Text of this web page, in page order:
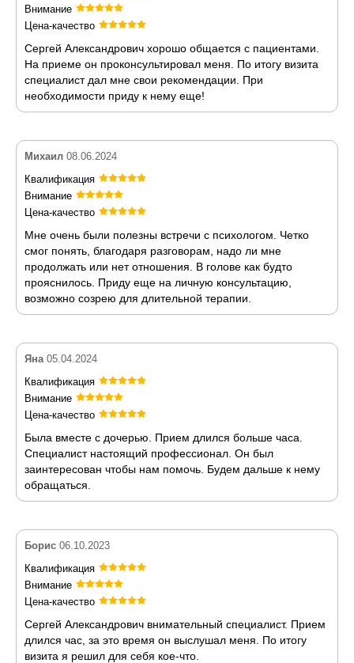
Внимание
Цена-качество
Сергей Александрович хорошо общается с пациентами.
На приеме он проконсультировал меня. По итогу визита
специалист дал мне свои рекомендации. При
необходимости приду к нему еще!
Михаил 08.06.2024
Квалификация
Внимание
Цена-качество
Мне очень были полезны встречи с психологом. Четко
смог понять, благодаря разговорам, надо ли мне
продолжать или нет отношения. В голове как будто
прояснилось. Приду еще на личную консультацию,
возможно созрею для длительной терапии.
Яна 05.04.2024
Квалификация
Внимание
Цена-качество
Была вместе с дочерью. Прием длился больше часа.
Специалист настоящий профессионал. Он был
заинтересован чтобы нам помочь. Будем дальше к нему
обращаться.
Борис 06.10.2023
Квалификация
Внимание
Цена-качество
Сергей Александрович внимательный специалист. Прием
длился час, за это время он выслушал меня. По итогу
визита я решил для себя кое-что.